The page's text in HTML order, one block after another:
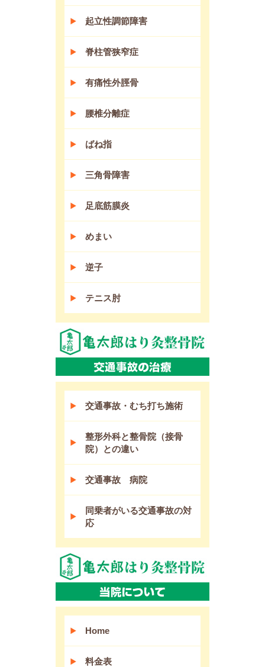
起立性調節障害
脊柱管狭窄症
有痛性外脛骨
腰椎分離症
ばね指
三角骨障害
足底筋膜炎
めまい
逆子
テニス肘
交通事故・むち打ち施術
整形外科と整骨院（接骨
院）との違い
交通事故 病院
同乗者がいる交通事故の対
応
Home
料金表